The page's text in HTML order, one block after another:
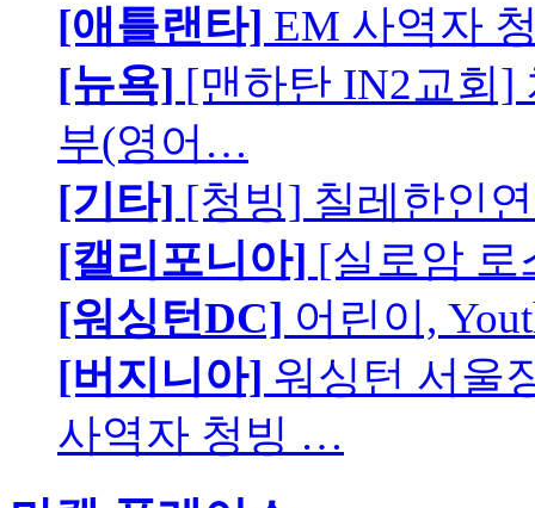
[애틀랜타] EM 사역자
[뉴욕] [맨하탄 IN2교회]
부(영어…
[기타] [청빙] 칠레한인
[캘리포니아] [실로암 로
[워싱턴DC] 어린이,
[버지니아] 워싱턴 서울
사역자 청빙 …